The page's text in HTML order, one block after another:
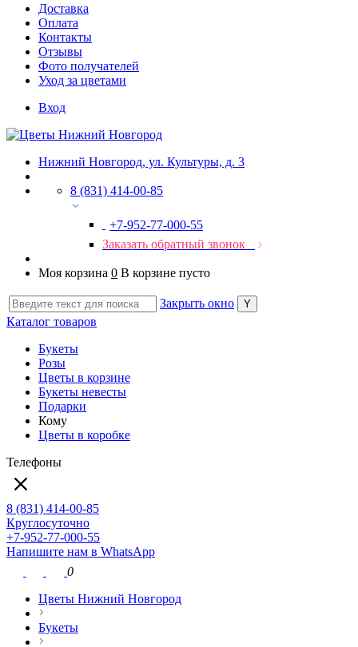
Доставка
Оплата
Контакты
Отзывы
Фото получателей
Уход за цветами
Вход
Нижний Новгород, ул. Культуры, д. 3
8 (831) 414-00-85
+7-952-77-000-55
Заказать обратный звонок
Моя корзина 0 В корзине пусто
Закрыть окно
Каталог товаров
Букеты
Розы
Цветы в корзине
Букеты невесты
Подарки
Кому
Цветы в коробке
Телефоны
8 (831) 414-00-85
Круглосуточно
+7-952-77-000-55
Напишите нам в WhatsApp
0
Цветы Нижний Новгород
Букеты